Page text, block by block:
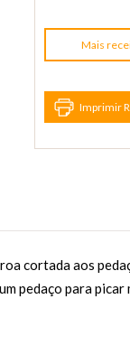
Mais
Imprimir
cortada aos
pedaço para